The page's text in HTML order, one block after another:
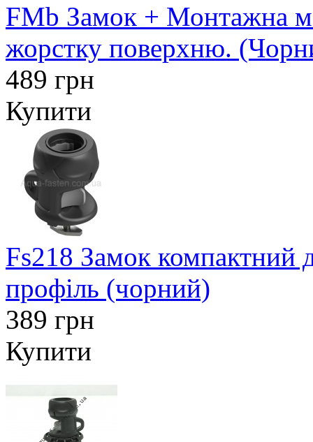
FMb Замок + Монтажна
жорстку поверхню.
489 грн
Купити
Fs218 Замок компактний
профіль (чорний)
389 грн
Купити